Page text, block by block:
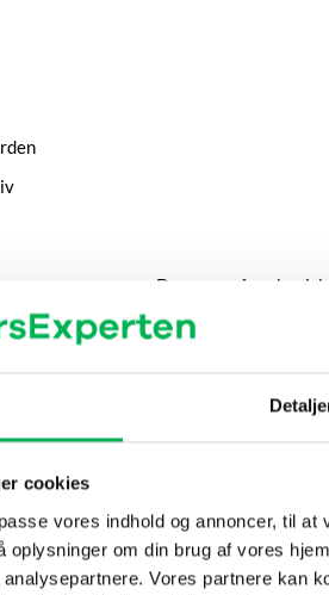
cookies
vores indhold og annoncer, til
oplysninger om din brug af vores
Vores partnere kan
og renere. Den er også
fjeder og skal håndteres med
menneskelig lugt
samme